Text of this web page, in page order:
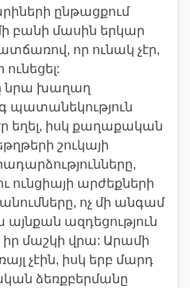
ընթացքում
բանի մասին երկար
որ ունակ չէր,
նրա խաղաղ
պատանեկություն
եղել, իսկ քաղաքական
շուկայի
ունցիայի արժեքների
ոչ մի անգամ
ազդեցություն
իր մաշկի վրա: Արամի
չէին, իսկ երբ մարդ
ձեռքբերմանը